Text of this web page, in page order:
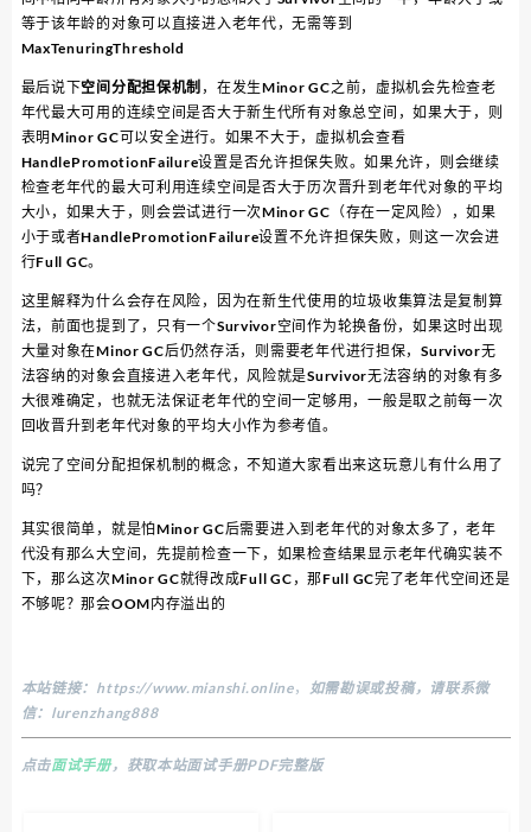
等于该年龄的对象可以直接进入老年代，无需等到
MaxTenuringThreshold
最后说下空间分配担保机制 ，在发生Minor GC之前，虚拟机会先检查老
年代最大可用的连续空间是否大于新生代所有对象总空间，如果大于，则
表明Minor GC可以安全进行。如果不大于，虚拟机会查看
HandlePromotionFailure设置是否允许担保失败。如果允许，则会继续
检查老年代的最大可利用连续空间是否大于历次晋升到老年代对象的平均
大小，如果大于，则会尝试进行一次Minor GC（存在一定风险），如果
小于或者HandlePromotionFailure设置不允许担保失败，则这一次会进
行Full GC。
这里解释为什么会存在风险，因为在新生代使用的垃圾收集算法是复制算
法，前面也提到了，只有一个Survivor空间作为轮换备份，如果这时出现
大量对象在Minor GC后仍然存活，则需要老年代进行担保，Survivor无
法容纳的对象会直接进入老年代，风险就是Survivor无法容纳的对象有多
大很难确定，也就无法保证老年代的空间一定够用，一般是取之前每一次
回收晋升到老年代对象的平均大小作为参考值。
说完了空间分配担保机制的概念，不知道大家看出来这玩意儿有什么用了
吗？
其实很简单，就是怕Minor GC后需要进入到老年代的对象太多了，老年
代没有那么大空间，先提前检查一下，如果检查结果显示老年代确实装不
下，那么这次Minor GC就得改成Full GC，那Full GC完了老年代空间还是
不够呢？那会OOM内存溢出的
本站链接： https://www.mianshi.online， 如需勘误或投稿，请联系微
信：lurenzhang888
点击面试手册，获取本站面试手册PDF完整版